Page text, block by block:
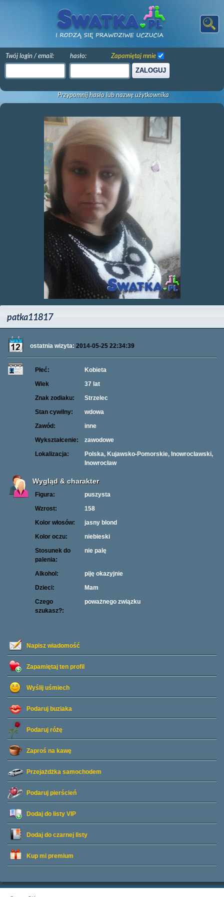
Twój login / email: hasło:
ZALOGUJ
Zapamiętaj mnie
Przypomnij hasło lub nazwę użytkownika
patka11817
ostatnia wizyta: 2014-05-25 22:34:39
Napisz wiadomość
Zapamiętaj ten profil
Wyślij uśmiech
Podaruj buziaka
Podaruj różę
Zaproś na kawę
Przejażdżka samochodem
Podaruj pierścień
Dodaj do listy VIP
Dodaj do czarnej listy
Kup mi premium
Płeć:
Kobieta
Wiek
37 lat
Znak zodiaku:
Strzelec
Stan cywilny:
wdowa
Zawód:
inne
Wykształcenie:
zawodowe
Lokalizacja:
Polska, Kujawsko-Pomorskie, Inowrocławski,
Inowrocław
Wygląd & charakter
Figura:
puszysta
Wzrost:
158
Kolor włosów:
jasny blond
Kolor oczu:
niebieski
Stosunek do
palenia:
nie palę
Alkohol:
piję okazyjnie
Dzieci:
Mam
Czego
szukasz?:
poważnego związku